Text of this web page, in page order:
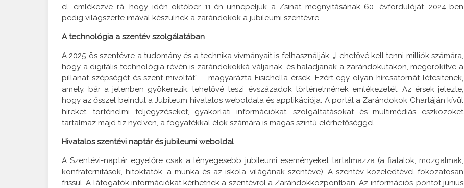
el, emlékezve rá, hogy idén október 11-én ünnepeljük a Zsinat megnyitásának 60. évfordulóját. 2024-ben
pedig világszerte imával készülnek a zarándokok a jubileumi szentévre.
A technológia a szentév szolgálatában
A 2025-ös szentévre a tudomány és a technika vívmányait is felhasználják. „Lehetővé kell tenni milliók számára,
hogy a digitális technológia révén is zarándokokká váljanak, és haladjanak a zarándokutakon, megörökítve a
pillanat szépségét és szent mivoltát” – magyarázta Fisichella érsek. Ezért egy olyan hírcsatornát létesítenek,
amely, bár a jelenben gyökerezik, lehetővé teszi évszázadok történelmének emlékezetét. Az érsek jelezte,
hogy az ősszel beindul a Jubileum hivatalos weboldala és applikációja. A portál a Zarándokok Chartáján kívül
híreket, történelmi feljegyzéseket, gyakorlati információkat, szolgáltatásokat és multimédiás eszközöket
tartalmaz majd tíz nyelven, a fogyatékkal élők számára is magas szintű elérhetőséggel.
Hivatalos szentévi naptár és jubileumi weboldal
A Szentévi-naptár egyelőre csak a lényegesebb jubileumi eseményeket tartalmazza (a fiatalok, mozgalmak,
konfraternitások, hitoktatók, a munka és az iskola világának szentéve). A szentév közeledtével fokozatosan
frissül. A látogatók információkat kérhetnek a szentévről a Zarándokközpontban. Az információs-pontot június